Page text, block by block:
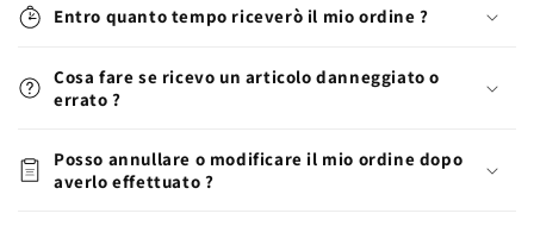
Entro quanto tempo riceverò il mio ordine ?
Cosa fare se ricevo un articolo danneggiato o
errato ?
Posso annullare o modificare il mio ordine dopo
averlo effettuato ?